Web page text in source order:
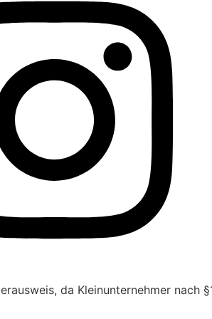
da Kleinunternehmer nach